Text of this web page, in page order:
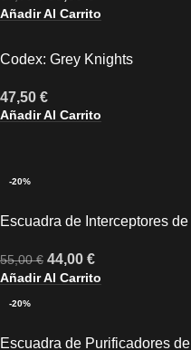
Añadir Al Carrito
Codex: Grey Knights
47,50 €
Añadir Al Carrito
-20%
Escuadra de Interceptores de
55,00€ 44,00 €
Añadir Al Carrito
-20%
Escuadra de Purificadores de